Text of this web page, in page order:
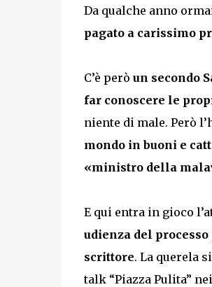
Da qualche anno
pagato a carissimo
C’è però un secondo
far conoscere le
niente di male. Però
mondo in buoni e
«ministro della
E qui entra in gioco
udienza del
scrittore. La querela
talk “Piazza Pulita”